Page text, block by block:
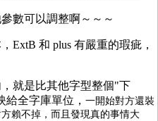
數可以調整啊～～～
ExtB 和 plus 有嚴重的瑕疵，
就是比其他字型整個"下
全字庫單位， 一開始對方還裝
賴不掉，而且發現真的事情大